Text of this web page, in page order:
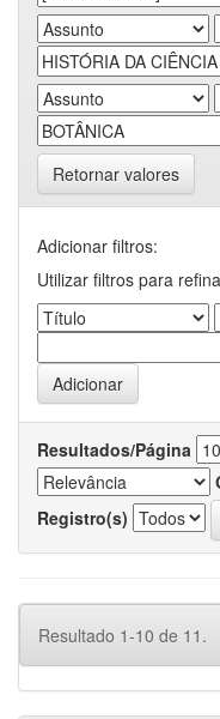
Retornar valores
Adicionar filtros:
Utilizar filtros para
Resultados/Página
Registro(s)
Resultado 1-10 de 11.